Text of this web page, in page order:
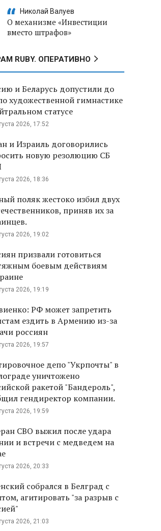
Николай Валуев
О механизме «Инвестиции
вместо штрафов»
RUBY. ОПЕРАТИВНО
и Беларусь допустили до
художественной гимнастике
статусе
2026, 17:52
и Израиль договорились
новую резолюцию СБ
2026, 18:36
поляк жестоко избил двух
приняв их за
2026, 19:02
призвали готовиться
боевым действиям
2026, 19:19
РФ может запретить
ездить в Армению из-за
россиян
2026, 19:57
депо "Укрпочты" в
уничтожено
ракетой "Бандероль",
гендиректор компании.
2026, 19:59
СВО выжил после удара
и встречи с медведем на
2026, 20:33
собрался в Белград с
агитировать "за разрыв с
2026, 21:03